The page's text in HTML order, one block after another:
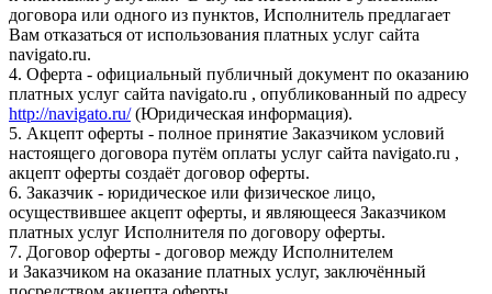
договора или одного из пунктов, Исполнитель предлагает
Вам отказаться от использования платных услуг сайта
navigato.ru.
4. Оферта - официальный публичный документ по оказанию
платных услуг сайта navigato.ru , опубликованный по адресу
http://navigato.ru/(Юридическая информация).
5. Акцепт оферты - полное принятие Заказчиком условий
настоящего договора путём оплаты услуг сайта navigato.ru ,
акцепт оферты создаёт договор оферты.
6. Заказчик - юридическое или физическое лицо,
осуществившее акцепт оферты, и являющееся Заказчиком
платных услуг Исполнителя по договору оферты.
7. Договор оферты - договор между Исполнителем
и Заказчиком на оказание платных услуг, заключённый